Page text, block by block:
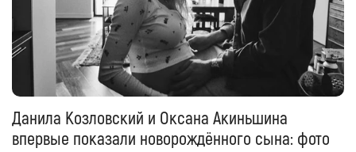
Данила Козловский и Оксана Акиньшина
впервые показали новорождённого сына: фото